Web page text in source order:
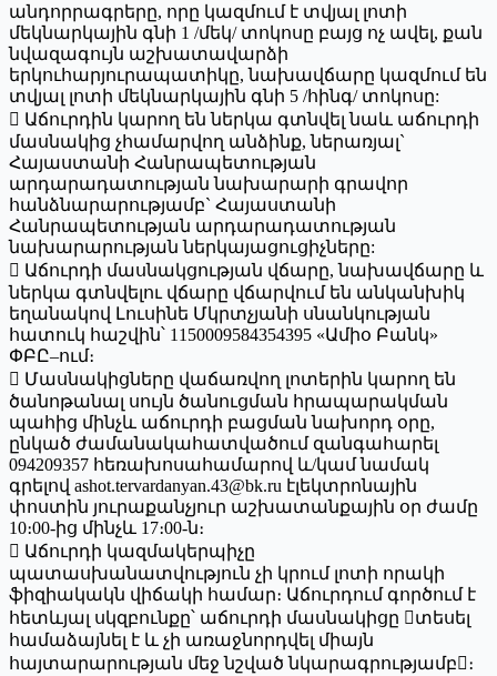
անդորրագրերը, որը կազմում է տվյալ լոտի
մեկնարկային գնի 1 /մեկ/ տոկոսը բայց ոչ ավել, քան
նվազագույն աշխատավարձի
երկուհարյուրապատիկը, նախավճարը կազմում են
տվյալ լոտի մեկնարկային գնի 5 /հինգ/ տոկոսը:
 Աճուրդին կարող են ներկա գտնվել նաև աճուրդի
մասնակից չհամարվող անձինք, ներառյալ`
Հայաստանի Հանրապետության
արդարադատության նախարարի գրավոր
հանձնարարությամբ` Հայաստանի
Հանրապետության արդարադատության
նախարարության ներկայացուցիչները:
 Աճուրդի մասնակցության վճարը, նախավճարը և
ներկա գտնվելու վճարը վճարվում են անկանխիկ
եղանակով Լուսինե Մկրտչյանի սնանկության
հատուկ հաշվին՝ 1150009584354395 «Ամիօ Բանկ»
ՓԲԸ–ում։
 Մասնակիցները վաճառվող լոտերին կարող են
ծանոթանալ սույն ծանուցման հրապարակման
պահից մինչև աճուրդի բացման նախորդ օրը,
ընկած ժամանակահատվածում զանգահարել
094209357 հեռախոսահամարով և/կամ նամակ
գրելով ashot.tervardanyan.43@bk.ru էլեկտրոնային
փոստին յուրաքանչյուր աշխատանքային օր ժամը
10։00-ից մինչև 17։00-ն։
 Աճուրդի կազմակերպիչը
պատասխանատվություն չի կրում լոտի որակի
ֆիզիակակն վիճակի համար։ Աճուրդում գործում է
հետևյալ սկզբունքը՝ աճուրդի մասնակիցը տեսել
համաձայնել է և չի առաջնորդվել միայն
հայտարարության մեջ նշված նկարագրությամբ։